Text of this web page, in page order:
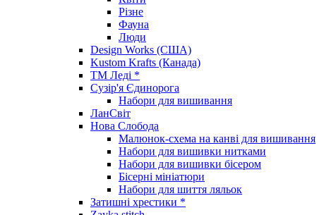
Різне
Фауна
Люди
Design Works (США)
Kustom Krafts (Канада)
ТМ Леді *
Сузір'я Єдинорога
Набори для вишивання
ЛанСвіт
Нова Слобода
Малюнок-схема на канві для вишивання
Набори для вишивки нитками
Набори для вишивки бісером
Бісерні мініатюри
Набори для шиття ляльок
Затишні хрестики *